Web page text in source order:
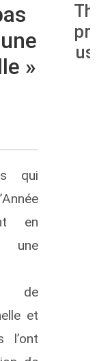
»
qui
en
de
et
l’ont
us